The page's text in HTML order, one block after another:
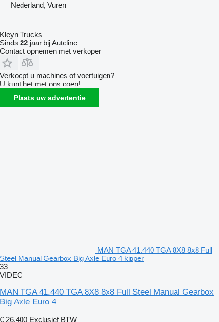
Nederland, Vuren
Kleyn Trucks
Sinds 22 jaar bij Autoline
Contact opnemen met verkoper
Verkoopt u machines of voertuigen?
U kunt het met ons doen!
Plaats uw advertentie
MAN TGA 41.440 TGA 8X8 8x8 Full
Steel Manual Gearbox Big Axle Euro 4 kipper
33
VIDEO
MAN TGA 41.440 TGA 8X8 8x8 Full Steel Manual Gearbox
Big Axle Euro 4
€ 26.400 Exclusief BTW